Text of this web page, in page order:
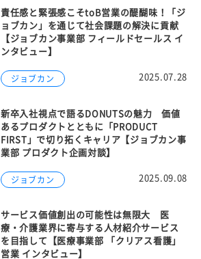
ジョブカン 2025.07.28
責任感と緊張感こそtoB営業の醍醐味！「ジ
ョブカン」を通じて社会課題の解決に貢献
【ジョブカン事業部 フィールドセールス イ
ンタビュー】
ジョブカン 2025.09.08
新卒入社視点で語るDONUTSの魅力 価値
あるプロダクトとともに「PRODUCT
FIRST」で切り拓くキャリア【ジョブカン事
業部 プロダクト企画対談】
サービス価値創出の可能性は無限大 医
療・介護業界に寄与する人材紹介サービス
を目指して【医療事業部 「クリアス看護」
営業 インタビュー】